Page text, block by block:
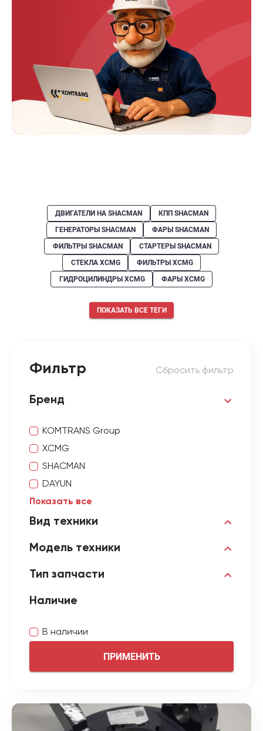
ДВИГАТЕЛИ НА SHACMAN
КПП SHACMAN
ГЕНЕРАТОРЫ SHACMAN
ФАРЫ SHACMAN
ФИЛЬТРЫ SHACMAN
СТАРТЕРЫ SHACMAN
СТЕКЛА XCMG
ФИЛЬТРЫ XCMG
ГИДРОЦИЛИНДРЫ XCMG
ФАРЫ XCMG
ПОКАЗАТЬ ВСЕ ТЕГИ
Фильтр Сбросить фильтр
Бренд
KOMTRANS Group
XCMG
SHACMAN
DAYUN
Показать все
Вид техники
Модель техники
Тип запчасти
Наличие
В наличии
ПРИМЕНИТЬ